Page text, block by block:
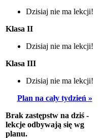
Dzisiaj nie ma lekcji!
Klasa II
Dzisiaj nie ma lekcji!
Klasa III
Dzisiaj nie ma lekcji!
Plan na cały tydzień »
Brak zastępstw na dziś -
lekcje odbywają się wg
planu.